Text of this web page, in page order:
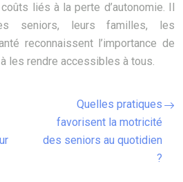
liés à la perte d’autonomie. Il
seniors, leurs familles, les
reconnaissent l’importance de
les rendre accessibles à tous.
Quelles pratiques
favorisent la motricité
des seniors au quotidien
?